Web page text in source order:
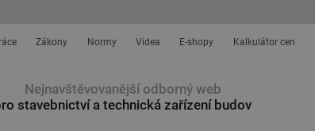
Zákony Normy Videa E-shopy Kalkulátor cen
Nejnavštěvovanější odborný web
stavebnictví a technická zařízení budov